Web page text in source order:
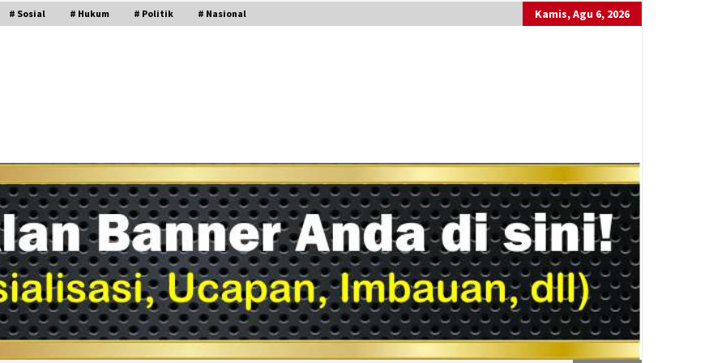
# Sosial # Hukum # Politik # Nasional Kamis, Agu 6, 2026